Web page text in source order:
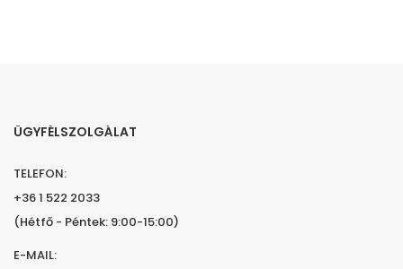
ÜGYFÉLSZOLGÁLAT
TELEFON:
+36 1 522 2033
(Hétfő - Péntek: 9:00-15:00)
E-MAIL: